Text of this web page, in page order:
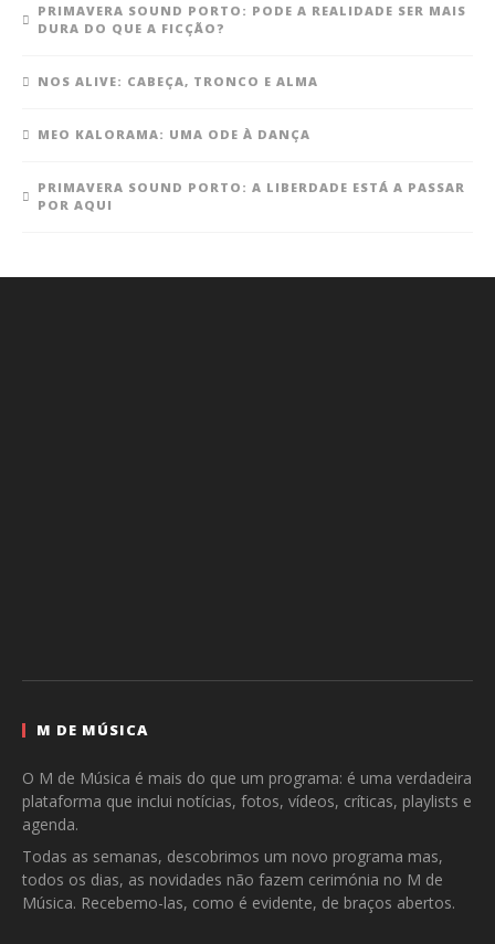
PRIMAVERA SOUND PORTO: PODE A REALIDADE SER MAIS
DURA DO QUE A FICÇÃO?
NOS ALIVE: CABEÇA, TRONCO E ALMA
MEO KALORAMA: UMA ODE À DANÇA
PRIMAVERA SOUND PORTO: A LIBERDADE ESTÁ A PASSAR
POR AQUI
M DE MÚSICA
O M de Música é mais do que um programa: é uma verdadeira
plataforma que inclui notícias, fotos, vídeos, críticas, playlists e
agenda.
Todas as semanas, descobrimos um novo programa mas,
todos os dias, as novidades não fazem cerimónia no M de
Música. Recebemo-las, como é evidente, de braços abertos.